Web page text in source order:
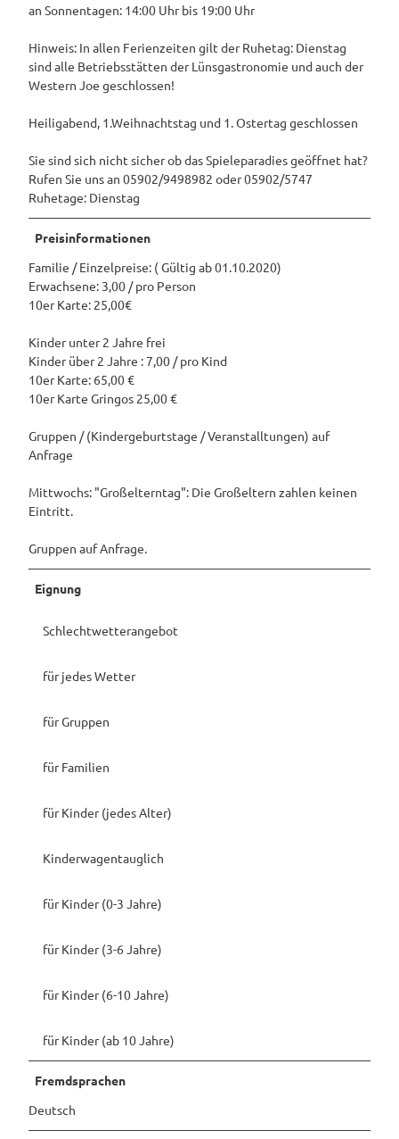
an Sonnentagen: 14:00 Uhr bis 19:00 Uhr
Hinweis: In allen Ferienzeiten gilt der Ruhetag: Dienstag
sind alle Betriebsstätten der Lünsgastronomie und auch der
Western Joe geschlossen!
Heiligabend, 1.Weihnachtstag und 1. Ostertag geschlossen
Sie sind sich nicht sicher ob das Spieleparadies geöffnet hat?
Rufen Sie uns an 05902/9498982 oder 05902/5747
Ruhetage: Dienstag
Preisinformationen
Familie / Einzelpreise: ( Gültig ab 01.10.2020)
Erwachsene: 3,00 / pro Person
10er Karte: 25,00€
Kinder unter 2 Jahre frei
Kinder über 2 Jahre : 7,00 / pro Kind
10er Karte: 65,00 €
10er Karte Gringos 25,00 €
Gruppen / (Kindergeburtstage / Veranstalltungen) auf
Anfrage
Mittwochs: "Großelterntag": Die Großeltern zahlen keinen
Eintritt.
Gruppen auf Anfrage.
Eignung
Schlechtwetterangebot
für jedes Wetter
für Gruppen
für Familien
für Kinder (jedes Alter)
Kinderwagentauglich
für Kinder (0-3 Jahre)
für Kinder (3-6 Jahre)
für Kinder (6-10 Jahre)
für Kinder (ab 10 Jahre)
Fremdsprachen
Deutsch